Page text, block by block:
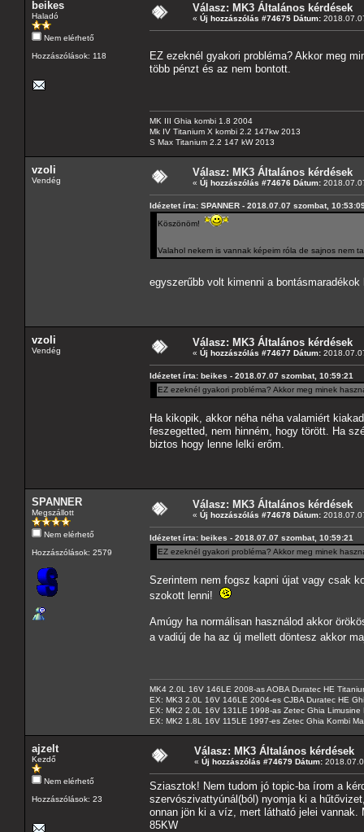
beikes
Haladó
Nem elérhető
Hozzászólások: 118
Válasz: MK3 Általános kérdések
« Új hozzászólás #74675 Dátum:
EZ ezeknél gyakori probléma? Akkor meg
több pénzt és az nem bontott.
MK III Ghia kombi 1.8 2004
Mk IV Titanium X kombi 2.2 147kw 2013
S Max Titanium 2.2 147 kW 2013
vzoli
Vendég
Válasz: MK3 Általános kérdések
« Új hozzászólás #74676 Dátum:
Idézetet írta: SPANNER - 2018.07.07 szombat,
Köszönöm!
Valahol nekem is vannak képeim róla de sajnos nem
egyszerűbb volt kimenni a
vzoli
Vendég
Válasz: MK3 Általános kérdések
« Új hozzászólás #74677 Dátum:
Idézetet írta: beikes - 2018.07.07 szombat, 10:59:21
EZ ezeknél gyakori probléma? Akkor meg minek
Ha kikopik, akkor néha néha valamiért
feszegetted, nem hinném, hogy törött. Ha
biztos hogy lenne lelki erőm.
SPANNER
Megszállott
Nem elérhető
Hozzászólások: 2579
Válasz: MK3 Általános kérdések
« Új hozzászólás #74678 Dátum:
Idézetet írta: beikes - 2018.07.07 szombat, 10:59:21
EZ ezeknél gyakori probléma? Akkor meg minek
Szerintem nem fogsz kapni újat vagy csak
szokott lenni!
Amúgy ha normálisan használod akkor
a vadiúj de ha az új mellett döntesz akkor
MK4 2.0L 16V 146LE 2008-as AOBA Duratec HE
EX: MK3 2.0L 16V 146LE 2004-es CJBA Duratec HE
EX: MK2 2.0L 16V 131LE 1998-as Zetec Ghia Limusine
EX: MK2 1.8L 16V 115LE 1997-es Zetec Ghia Kombi
ajzelt
Kezdő
Nem elérhető
Hozzászólások: 23
Válasz: MK3 Általános kérdések
« Új hozzászólás #74679 Dátum:
Sziasztok! Nem tudom jó topic-ba írom a
szervószivattyúnál(ból) nyomja ki a
onnan jön ki a víz, mert látható jelei
85KW